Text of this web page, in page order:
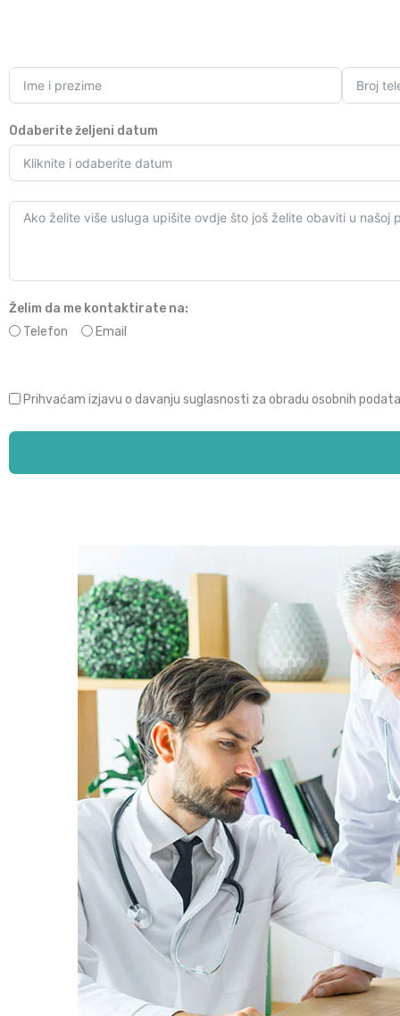
Odaberite željeni datum
Želim da me kontaktirate na:
Telefon
Email
Prihvaćam izjavu o davanju suglasnosti za obradu osobnih